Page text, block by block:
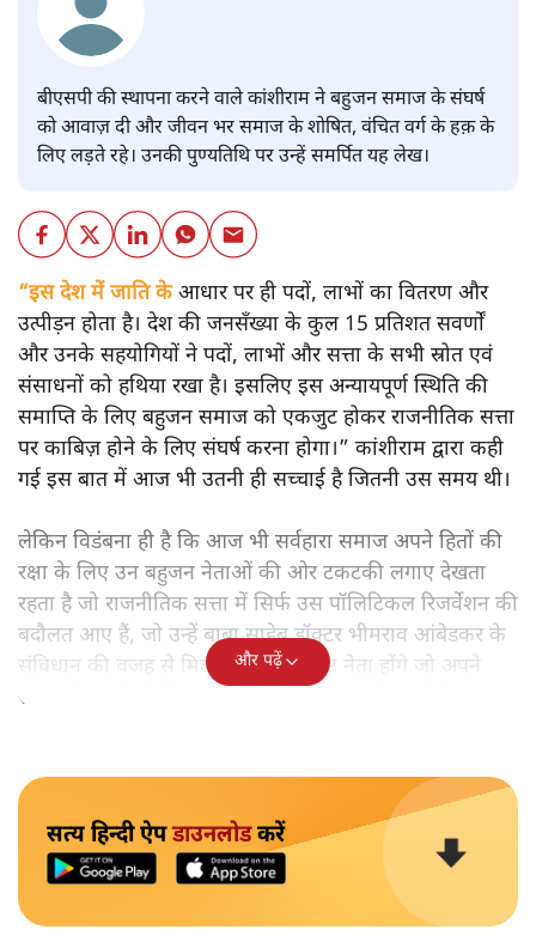
बीएसपी की स्थापना करने वाले कांशीराम ने बहुजन समाज के संघर्ष
को आवाज़ दी और जीवन भर समाज के शोषित, वंचित वर्ग के हक़ के
लिए लड़ते रहे। उनकी पुण्यतिथि पर उन्हें समर्पित यह लेख।
“इस देश में जाति केआधार पर ही पदों, लाभों का वितरण और
उत्पीड़न होता है। देश की जनसँख्या के कुल 15 प्रतिशत सवर्णों
और उनके सहयोगियों ने पदों, लाभों और सत्ता के सभी स्रोत एवं
संसाधनों को हथिया रखा है। इसलिए इस अन्यायपूर्ण स्थिति की
समाप्ति के लिए बहुजन समाज को एकजुट होकर राजनीतिक सत्ता
पर काबिज़ होने के लिए संघर्ष करना होगा।” कांशीराम द्वारा कही
गई इस बात में आज भी उतनी ही सच्चाई है जितनी उस समय थी।
लेकिन विडंबना ही है कि आज भी सर्वहारा समाज अपने हितों की
रक्षा के लिए उन बहुजन नेताओं की ओर टकटकी लगाए देखता
रहता है जो राजनीतिक सत्ता में सिर्फ उस पॉलिटिकल रिजर्वेशन की
बदौलत आए हैं, जो उन्हें बाबा साहेब डॉक्टर भीमराव आंबेडकर के
संविधान की वजह से मिला। ऐसे बहुत कम नेता होंगे जो अपने
समाज के मुद्दों को विधानसभाओं में और संसद में उठाते हैं।
और पढ़ें
सत्य हिन्दी ऐपडाउनलोडकरें